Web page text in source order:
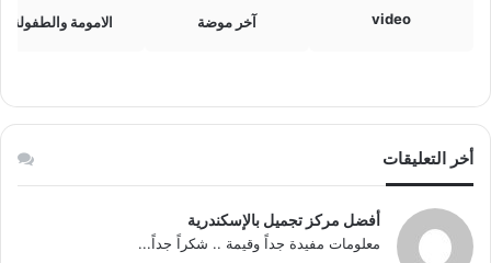
video آخر موضة الامومة والطفولة
أخر التعليقات
أفضل مركز تجميل بالإسكندرية
معلومات مفيدة جداً وقيمة .. شكراً جداً...